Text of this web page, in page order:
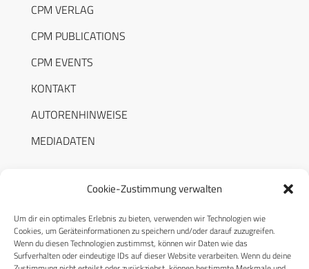
Cookie-Zustimmung verwalten
Um dir ein optimales Erlebnis zu bieten, verwenden wir Technologien wie
Cookies, um Geräteinformationen zu speichern und/oder darauf zuzugreifen.
Wenn du diesen Technologien zustimmst, können wir Daten wie das
Surfverhalten oder eindeutige IDs auf dieser Website verarbeiten. Wenn du deine
CPM VERLAG
CPM PUBLICATIONS
CPM EVENTS
KONTAKT
AUTORENHINWEISE
MEDIADATEN
RECHTLICHES
Datenschutzerklärung